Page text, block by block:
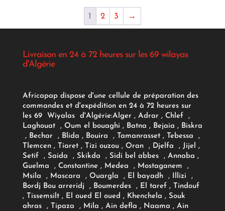
1 2 3 →
Livraison en 24 à 72 heures sur les 69 wilayas
d'Algérie
Africapap dispose d'une cellule de préparation des
commandes et d'expédition en 24 à 72 heures sur
les 69 Wiyalas d'Algérie:Alger , Adrar, Chlef ,
Laghouat , Oum el bouaghi , Batna , Bejaia , Biskra
, Bechar , Blida , Bouira , Tamanrasset , Tebessa ,
Tlemcen , Tiaret , Tizi ouzou , Oran , Djelfa , Jijel ,
Setif , Saida , Skikda , Sidi bel abbes , Annaba ,
Guelma , Constantine , Medea , Mostaganem ,
Msila , Mascara , Ouargla , El bayadh , Illizi ,
Bordj Bou arreridj , Boumerdes , El taref , Tindouf
, Tissemsilt , El oued El oued , Khenchela , Souk
ahras , Tipaza , Mila , Ain defla , Naama , Ain